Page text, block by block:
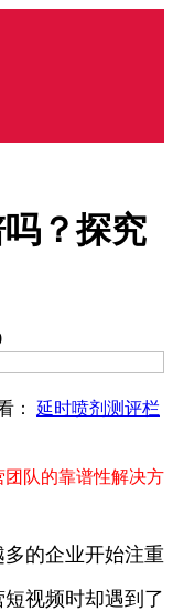
？探究
： 延时喷剂测评栏
团队的靠谱性解决方
的企业开始注重
视频时却遇到了